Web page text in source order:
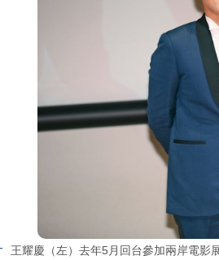
王耀慶（左）去年5月回台參加兩岸電影